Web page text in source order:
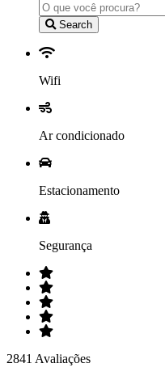
Search
Wifi
Ar condicionado
Estacionamento
Segurança
2841 Avaliações